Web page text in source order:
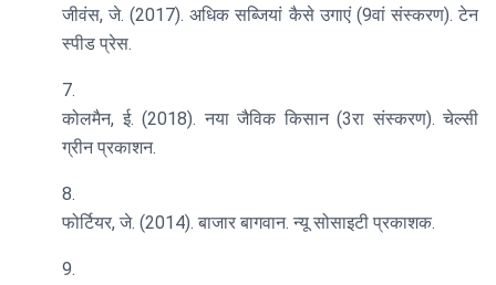
जीवंस, जे. (2017). अधिक सब्जियां कैसे उगाएं (9वां संस्करण). टेन
स्पीड प्रेस.
कोलमैन, ई. (2018). नया जैविक किसान (3रा संस्करण). चेल्सी
ग्रीन प्रकाशन.
फोर्टियर, जे. (2014). बाजार बागवान. न्यू सोसाइटी प्रकाशक.